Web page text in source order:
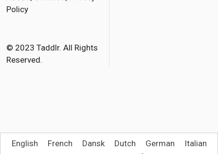
o
k
r
Policy
© 2023 Taddlr. All Rights
Reserved.
English French Dansk Dutch German
Italian